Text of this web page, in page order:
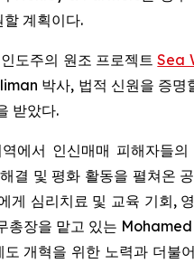
계획이다.
도주의 원조 프로젝트Sea
박사, 법적 신원을 증명
받았다.
에서 인신매매 피해자들
결 및 평화 활동을 펼쳐온
심리치료 및 교육 기회,
총장을 맡고 있는
개혁을 위한 노력과 더불